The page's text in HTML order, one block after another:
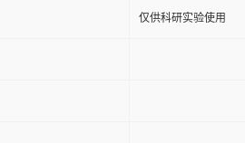
仅供科研实验使用